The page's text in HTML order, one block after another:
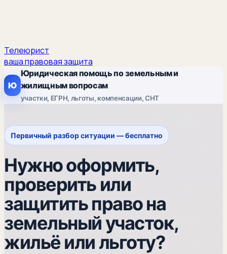
Телеюрист
ваша правовая защита
Ю
Юридическая помощь по земельным и
жилищным вопросам
участки, ЕГРН, льготы, компенсации, СНТ
Первичный разбор ситуации — бесплатно
Нужно оформить,
проверить или
защитить право на
земельный участок,
жильё или льготу?